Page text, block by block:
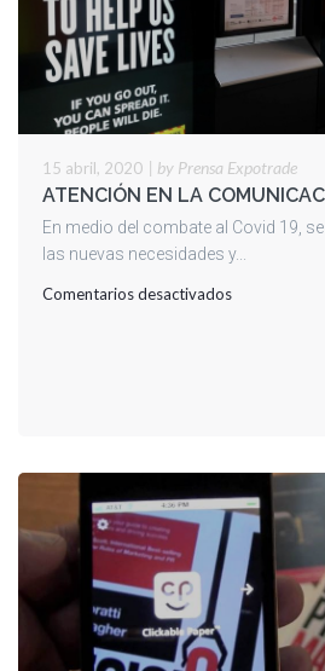
15 abril, 2020 | by Prensa Expotrade
ATENCIÓN EN LA
En medio del combate al Covid 19,
las nuevas necesidades y...
Comentarios desactivadosen